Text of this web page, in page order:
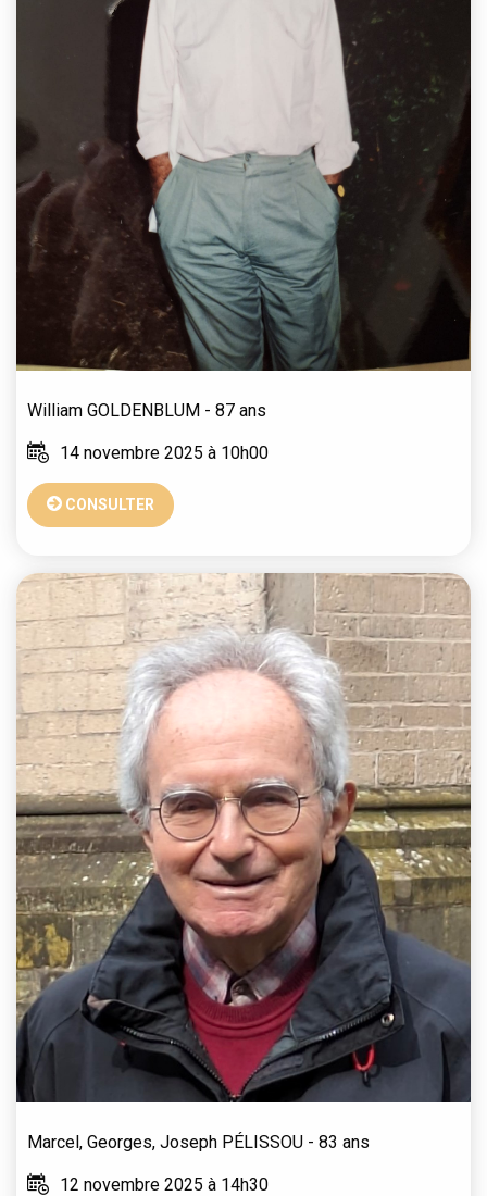
William GOLDENBLUM - 87 ans
14 novembre 2025 à 10h00
CONSULTER
Marcel, Georges, Joseph PÉLISSOU - 83 ans
12 novembre 2025 à 14h30